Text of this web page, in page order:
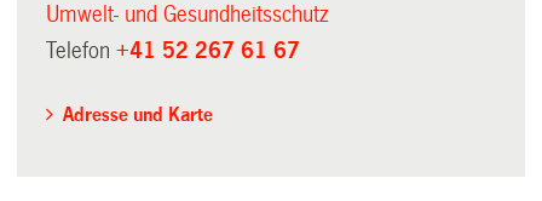
Umwelt- und Gesundheitsschutz
Telefon+41 52 267 61 67
Adresse und Karte